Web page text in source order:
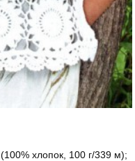
хлопок, 100 г/339 м);